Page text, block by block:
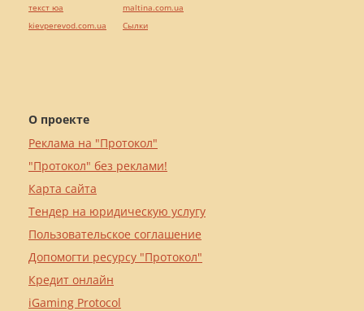
О проекте
Реклама на "Протокол"
"Протокол" без реклами!
Карта сайта
Тендер на юридическую услугу
Пользовательское соглашение
Допомогти ресурсу "Протокол"
Кредит онлайн
iGaming Protocol
текст юа
kievperevod.com.ua
maltina.com.ua
Cылки